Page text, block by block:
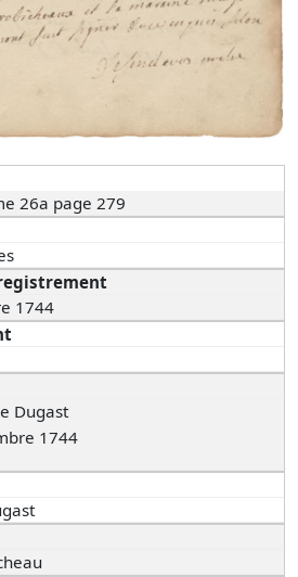
26a page 279
1744
Dugast
1744